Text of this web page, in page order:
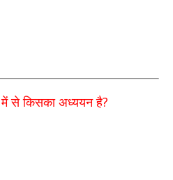
में से किसका अध्ययन है?